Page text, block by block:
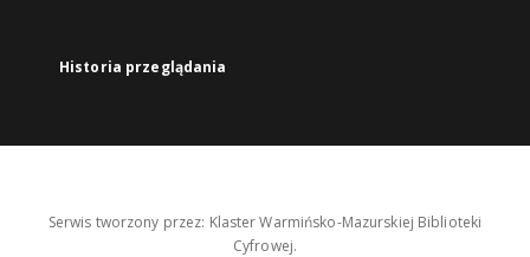
Historia przeglądania
Serwis tworzony przez: Klaster Warmińsko-Mazurskiej Biblioteki
Cyfrowej.